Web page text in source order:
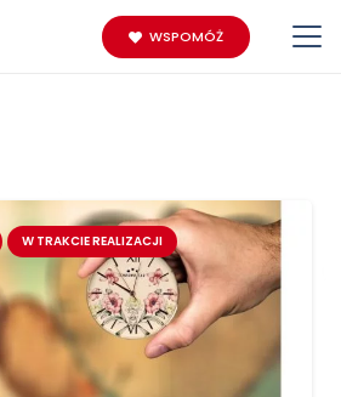
WSPOMÓŻ
W TRAKCIE REALIZACJI